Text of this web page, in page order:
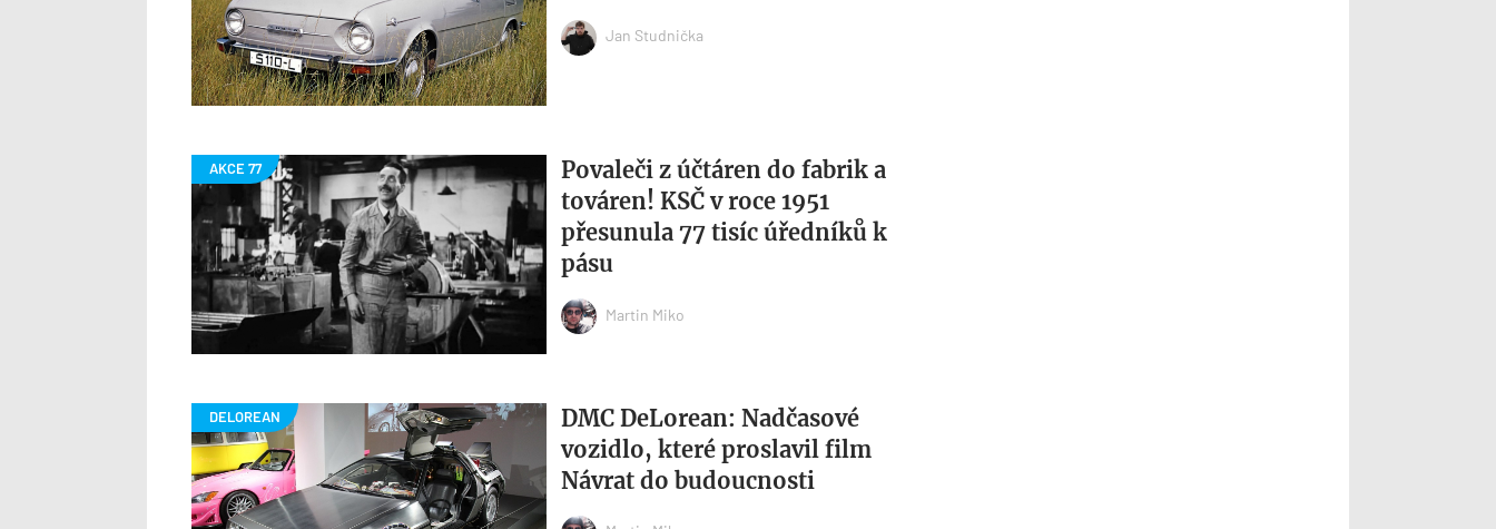
Jan Studnička
Povaleči z účtáren do fabrik a
továren! KSČ v roce 1951
přesunula 77 tisíc úředníků k
pásu
Martin Miko
DMC DeLorean: Nadčasové
vozidlo, které proslavil film
Návrat do budoucnosti